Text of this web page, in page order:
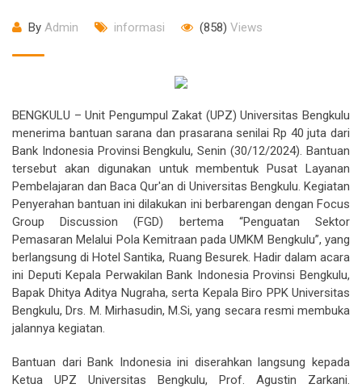
By Admin informasi (858) Views
BENGKULU – Unit Pengumpul Zakat (UPZ) Universitas Bengkulu
menerima bantuan sarana dan prasarana senilai Rp 40 juta dari
Bank Indonesia Provinsi Bengkulu, Senin (30/12/2024). Bantuan
tersebut akan digunakan untuk membentuk Pusat Layanan
Pembelajaran dan Baca Qur'an di Universitas Bengkulu. Kegiatan
Penyerahan bantuan ini dilakukan ini berbarengan dengan Focus
Group Discussion (FGD) bertema “Penguatan Sektor
Pemasaran Melalui Pola Kemitraan pada UMKM Bengkulu”, yang
berlangsung di Hotel Santika, Ruang Besurek. Hadir dalam acara
ini Deputi Kepala Perwakilan Bank Indonesia Provinsi Bengkulu,
Bapak Dhitya Aditya Nugraha, serta Kepala Biro PPK Universitas
Bengkulu, Drs. M. Mirhasudin, M.Si, yang secara resmi membuka
jalannya kegiatan.
Bantuan dari Bank Indonesia ini diserahkan langsung kepada
Ketua UPZ Universitas Bengkulu, Prof. Agustin Zarkani.